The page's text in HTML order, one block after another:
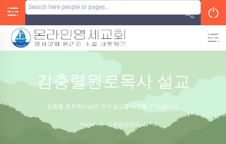
김충렬원로목사 설교
김충렬 원로목사님의 과거 설교를 시청할 수 있습니다.
Home / 김충렬원로목사